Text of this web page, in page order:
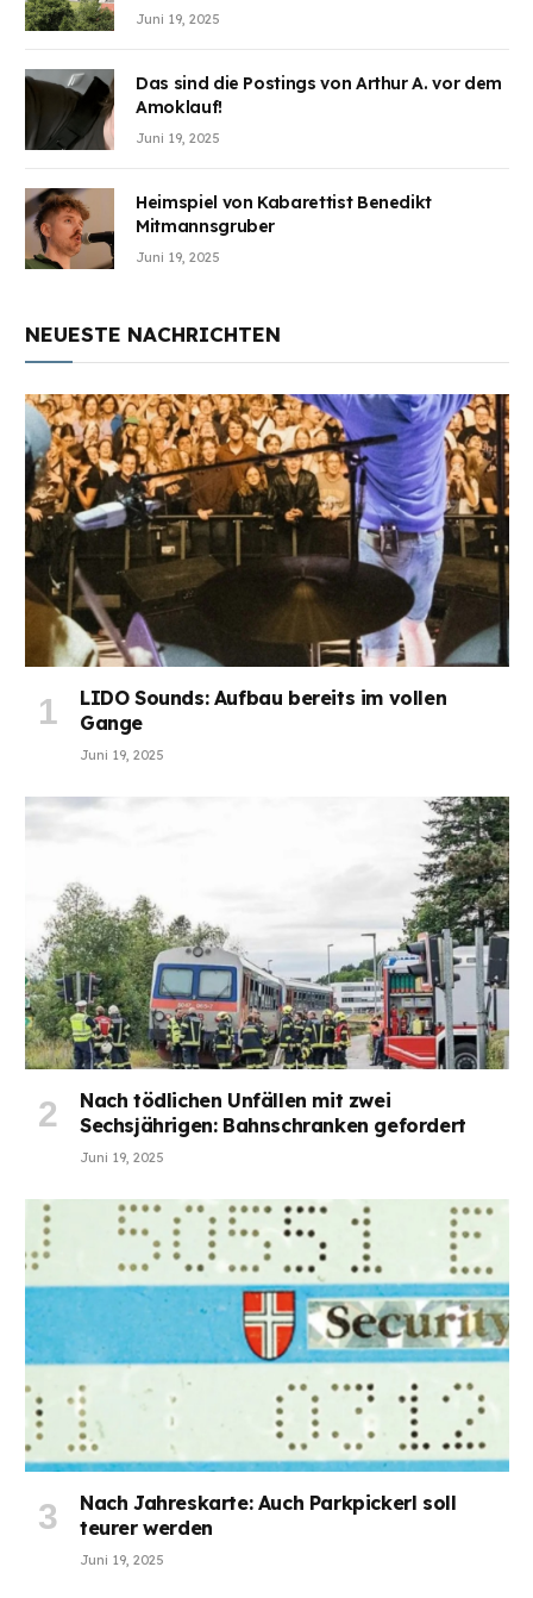
Juni 19, 2025
Das sind die Postings von Arthur A. vor dem
Amoklauf!
Juni 19, 2025
Heimspiel von Kabarettist Benedikt
Mitmannsgruber
Juni 19, 2025
NEUESTE NACHRICHTEN
LIDO Sounds: Aufbau bereits im vollen
Gange
Juni 19, 2025
Nach tödlichen Unfällen mit zwei
Sechsjährigen: Bahnschranken gefordert
Juni 19, 2025
Nach Jahreskarte: Auch Parkpickerl soll
teurer werden
Juni 19, 2025